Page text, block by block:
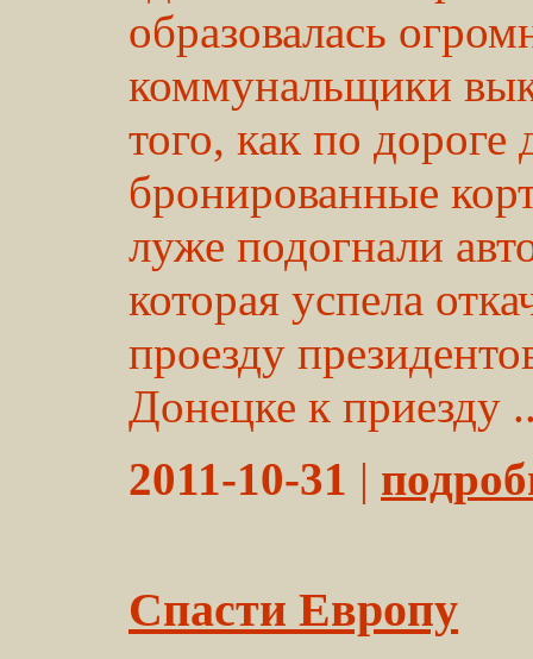
образовалась
коммунальщики
того, как по
бронированные
луже подогнали
которая успела
проезду
Донецке к приезду
2011-10-31 |
Спасти Европу